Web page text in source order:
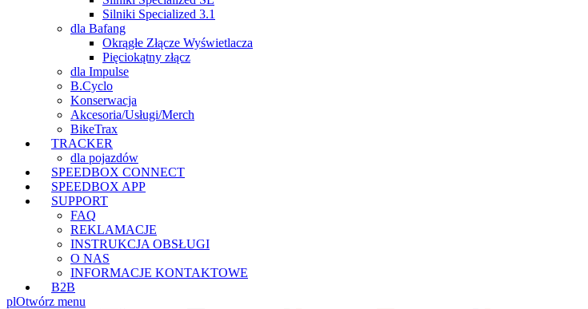
Silniki Specialized 3.1
dla Bafang
Okrągłe Złącze Wyświetlacza
Pięciokątny złącz
dla Impulse
B.Cyclo
Konserwacja
Akcesoria/Usługi/Merch
BikeTrax
TRACKER
dla pojazdów
SPEEDBOX CONNECT
SPEEDBOX APP
SUPPORT
FAQ
REKLAMACJE
INSTRUKCJA OBSŁUGI
O NAS
INFORMACJE KONTAKTOWE
B2B
plOtwórz menu